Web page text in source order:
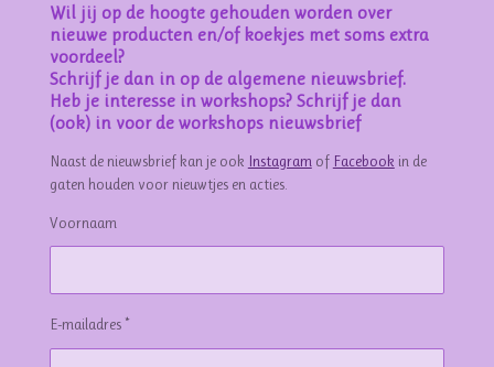
Wil jij op de hoogte gehouden worden over
nieuwe producten en/of koekjes met soms extra
voordeel?
Schrijf je dan in op de algemene nieuwsbrief.
Heb je interesse in workshops? Schrijf je dan
(ook) in voor de workshops nieuwsbrief
Naast de nieuwsbrief kan je ook Instagram of Facebook in de
gaten houden voor nieuwtjes en acties.
Voornaam
E-mailadres *